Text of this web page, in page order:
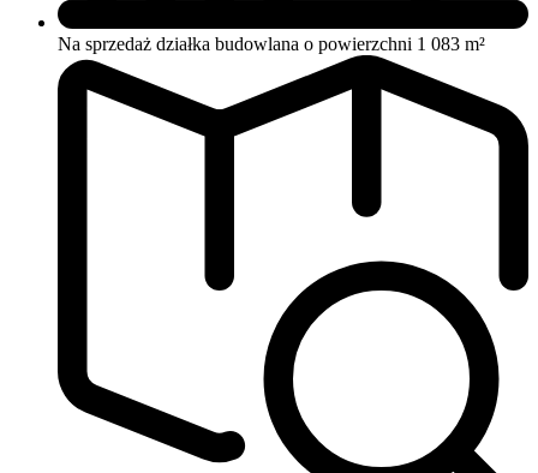
Na sprzedaż działka budowlana o powierzchni 1 083 m²